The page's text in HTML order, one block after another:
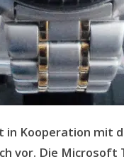
in Kooperation mit
vor. Die Microsoft